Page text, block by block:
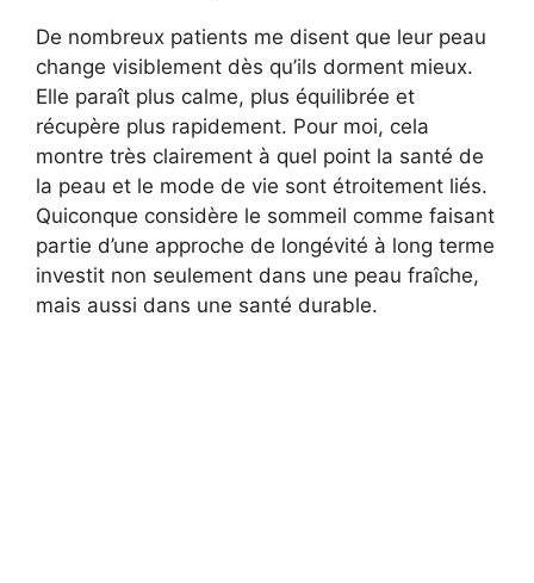
De nombreux patients me disent que leur peau
change visiblement dès qu’ils dorment mieux.
Elle paraît plus calme, plus équilibrée et
récupère plus rapidement. Pour moi, cela
montre très clairement à quel point la santé de
la peau et le mode de vie sont étroitement liés.
Quiconque considère le sommeil comme faisant
partie d’une approche de longévité à long terme
investit non seulement dans une peau fraîche,
mais aussi dans une santé durable.